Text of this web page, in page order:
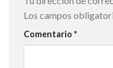
Los campos
Comentario *